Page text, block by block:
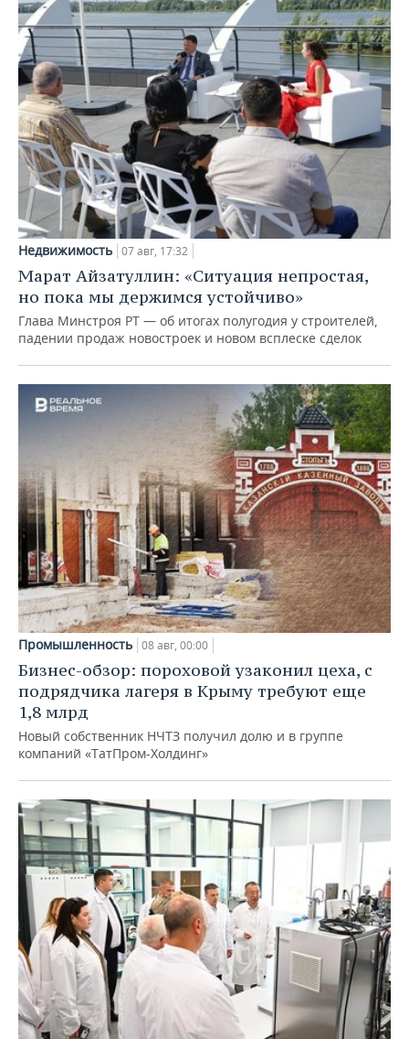
Недвижимость 07 авг, 17:32
Марат Айзатуллин: «Ситуация непростая,
но пока мы держимся устойчиво»
Глава Минстроя РТ — об итогах полугодия у строителей,
падении продаж новостроек и новом всплеске сделок
Промышленность 08 авг, 00:00
Бизнес-обзор: пороховой узаконил цеха, с
подрядчика лагеря в Крыму требуют еще
1,8 млрд
Новый собственник НЧТЗ получил долю и в группе
компаний «ТатПром-Холдинг»